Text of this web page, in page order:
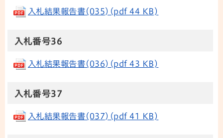
入札結果報告書(035)(pdf 44 KB)
​​​​​​​入札番号36
入札結果報告書(036)(pdf 43 KB)
​​​​​​​入札番号37
入札結果報告書(037)(pdf 41 KB)